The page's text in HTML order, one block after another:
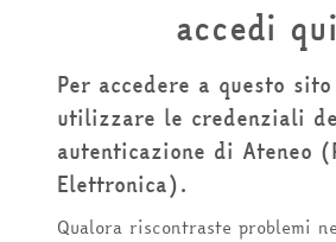
accedi
Per accedere a questo
utilizzare le credenziali
autenticazione di Ateneo
Elettronica).
Qualora riscontraste problemi